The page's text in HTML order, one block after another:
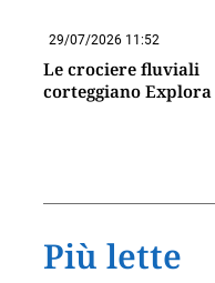
29/07/2026 11:52
Le crociere fluviali
corteggiano Explora
Più lette